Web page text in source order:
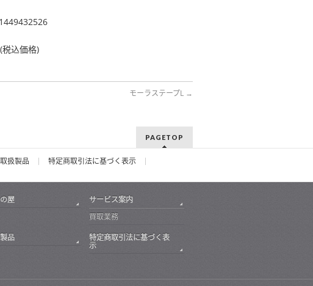
(税込価格)
モーラステープL →
PAGETOP
取扱製品 特定商取引法に基づく表示
屋
サービス案内
買取業務
品 特定商取引法に基づく表
示